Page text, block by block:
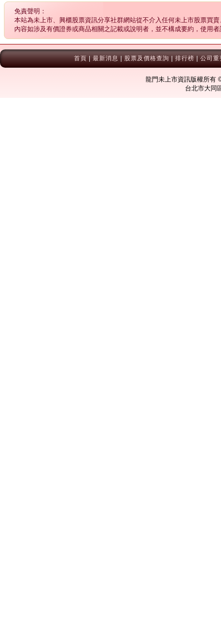
免責聲明：
本站為未上市、興櫃股票資訊分享社群網站從不介入任何未上市股票買
內容如涉及有價證券或商品相關之記載或說明者，並不構成要約，使用
首頁|最新消息|股票及價格查詢|排行榜|公司重
龍門未上市資訊版權所有
台北市大同